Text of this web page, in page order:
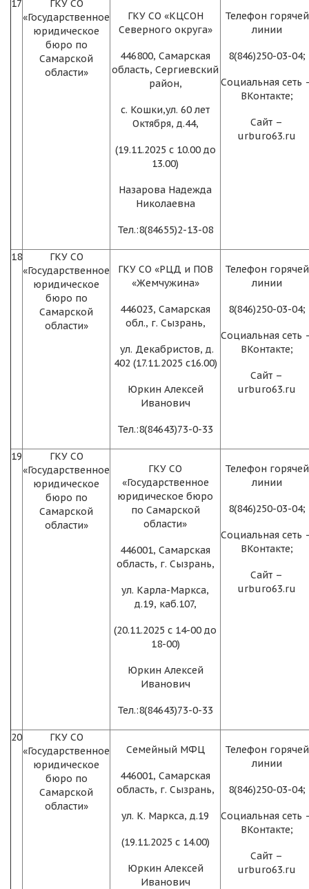
17
ГКУ СО
«Государственное
юридическое
бюро по
Самарской
области»
ГКУ СО «КЦСОН
Северного округа»
446800, Самарская
область, Сергиевский
район,
с. Кошки,ул. 60 лет
Октября, д.44,
(19.11.2025 с 10.00 до
13.00)
Назарова Надежда
Николаевна
Тел.:8(84655)2-13-08
Телефон горячей
линии
8(846)250-03-04;
Социальная сеть
ВКонтакте;
Сайт –
urburo63.ru
18
ГКУ СО
«Государственное
юридическое
бюро по
Самарской
области»
ГКУ СО «РЦД и ПОВ
«Жемчужина»
446023, Самарская
обл., г. Сызрань,
ул. Декабристов, д.
402 (17.11.2025 с16.00)
Юркин Алексей
Иванович
Тел.:8(84643)73-0-33
Телефон горячей
линии
8(846)250-03-04;
Социальная сеть
ВКонтакте;
Сайт –
urburo63.ru
19
ГКУ СО
«Государственное
юридическое
бюро по
Самарской
области»
ГКУ СО
«Государственное
юридическое бюро
по Самарской
области»
446001, Самарская
область, г. Сызрань,
ул. Карла-Маркса,
д.19, каб.107,
(20.11.2025 с 14-00 до
18-00)
Юркин Алексей
Иванович
Тел.:8(84643)73-0-33
Телефон горячей
линии
8(846)250-03-04;
Социальная сеть
ВКонтакте;
Сайт –
urburo63.ru
20
ГКУ СО
«Государственное
юридическое
бюро по
Самарской
области»
Семейный МФЦ
446001, Самарская
область, г. Сызрань,
ул. К. Маркса, д.19
(19.11.2025 с 14.00)
Юркин Алексей
Иванович
Телефон горячей
линии
8(846)250-03-04;
Социальная сеть
ВКонтакте;
Сайт –
urburo63.ru